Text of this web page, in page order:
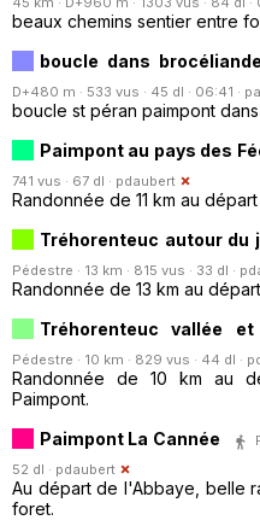
beaux chemins sentier entre
boucle dans brocéliande
D+480 m · 533 vus · 45 dl · 06:41 ·
boucle st péran paimpont
Paimpont au pays des
741 vus · 67 dl · pdaubert
Randonnée de 11 km au
Tréhorenteuc autour du
Pédestre · 13 km · 815 vus · 33 dl ·
Randonnée de 13 km au
Tréhorenteuc vallée
Pédestre · 10 km · 829 vus · 44 dl ·
Randonnée de 10 km au
Paimpont.
Paimpont La Cannée
52 dl · pdaubert
Au départ de l'Abbaye, belle
foret.